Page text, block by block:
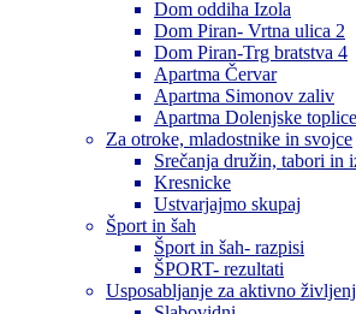
Dom oddiha Izola
Dom Piran- Vrtna ulica 2
Dom Piran-Trg bratstva 4
Apartma Červar
Apartma Simonov zaliv
Apartma Dolenjske toplice
Za otroke, mladostnike in svojce
Srečanja družin, tabori in
Kresnicke
Ustvarjajmo skupaj
Šport in šah
Šport in šah- razpisi
ŠPORT- rezultati
Usposabljanje za aktivno